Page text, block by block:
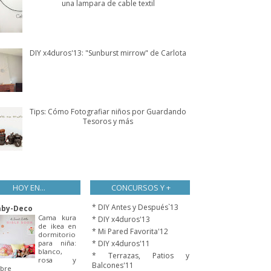
una lampara de cable textil
DIY x4duros'13: "Sunburst mirrow" de Carlota
Tips: Cómo Fotografiar niños por Guardando
Tesoros y más
HOY EN...
Deco
Cama kura
de ikea en
dormitorio
para niña:
blanco,
rosa y
CONCURSOS Y +
* DIY Antes y Después`13
* DIY x4duros'13
* Mi Pared Favorita'12
* DIY x4duros'11
* Terrazas, Patios y
Balcones'11